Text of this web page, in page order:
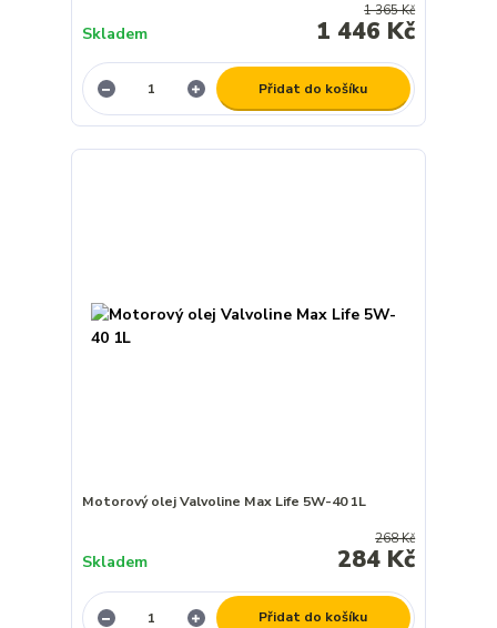
1 365 Kč
1 446 Kč
Skladem
Přidat do košíku
Motorový olej Valvoline Max Life 5W-40 1L
268 Kč
284 Kč
Skladem
Přidat do košíku